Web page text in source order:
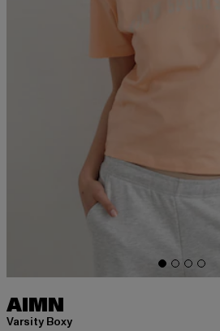
AIMN
Varsity Boxy